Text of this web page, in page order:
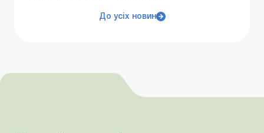
До усіх новин